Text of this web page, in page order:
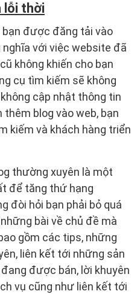
lỗi thời
được đăng tải vào
nghĩa với việc website đã
không khiến cho bạn
cụ tìm kiếm sẽ không
cập nhật thông tin
blog vào web, bạn
kiếm và khách hàng triển
thường xuyên là một
để tăng thứ hạng
đòi hỏi bạn phải bỏ quá
bài về chủ đề mà
gồm các tips, những
liên kết tới những sản
được bán, lời khuyên
vụ cũng như liên kết tới